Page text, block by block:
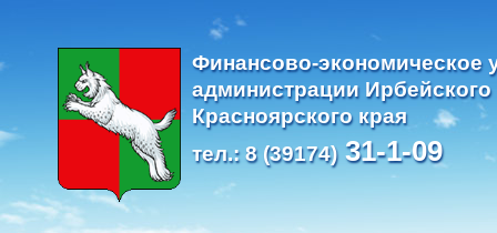
Финансово-экономическое
администрации Ирбейского
Красноярского края
тел.: 8 (39174)31-1-09